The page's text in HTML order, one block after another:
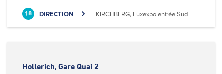
18 DIRECTION KIRCHBERG, Luxexpo entrée Sud
Hollerich, Gare Quai 2